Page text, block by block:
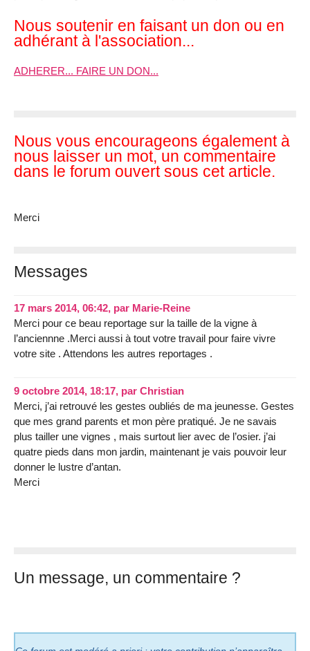
Nous soutenir en faisant un don ou en
adhérant à l'association...
ADHERER... FAIRE UN DON...
Nous vous encourageons également à
nous laisser un mot, un commentaire
dans le forum ouvert sous cet article.
Merci
Messages
17 mars 2014, 06:42, par Marie-Reine
Merci pour ce beau reportage sur la taille de la vigne à
l’anciennne .Merci aussi à tout votre travail pour faire vivre
votre site . Attendons les autres reportages .
9 octobre 2014, 18:17, par Christian
Merci, j’ai retrouvé les gestes oubliés de ma jeunesse. Gestes
que mes grand parents et mon père pratiqué. Je ne savais
plus tailler une vignes , mais surtout lier avec de l’osier. j’ai
quatre pieds dans mon jardin, maintenant je vais pouvoir leur
donner le lustre d’antan.
Merci
Un message, un commentaire ?